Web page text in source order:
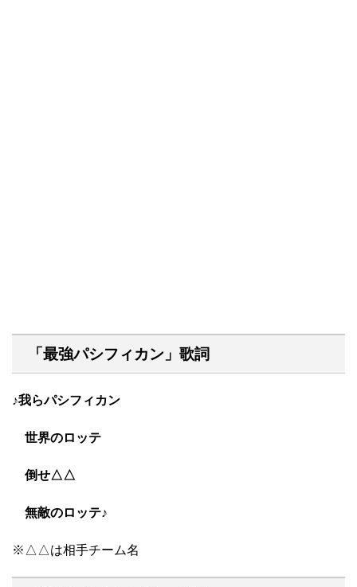
「最強パシフィカン」歌詞
♪我らパシフィカン
世界のロッテ
倒せ△△
無敵のロッテ♪
※△△は相手チーム名